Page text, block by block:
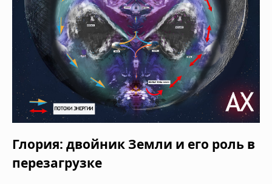
Глория: двойник Земли и его роль в
перезагрузке